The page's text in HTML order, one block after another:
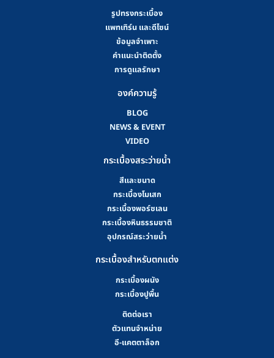
รูปทรงกระเบื้อง
แพทเทิร์น และดีไซน์
ข้อมูลจำเพาะ
คําแนะนําติดตั้ง
การดูแลรักษา
องค์ความรู้
BLOG
NEWS & EVENT
VIDEO
กระเบื้องสระว่ายน้ำ
สีและขนาด
กระเบื้องโมเสก
กระเบื้องพอร์ซเลน
กระเบื้องหินธรรมชาติ
อุปกรณ์สระว่ายน้ำ
กระเบื้องสำหรับตกแต่ง
กระเบื้องผนัง
กระเบื้องปูพื้น
ติดต่อเรา
ตัวแทนจำหน่าย
อี-แคตตาล็อก